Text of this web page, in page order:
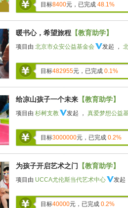
目标8400元，已完成 48.1%
暖书心，希望旅程 【教育助学】
项目由 北京市众安公益基金会 发起 ，
目标482955元，已完成 0.1%
给凉山孩子一个未来 【教育助学】
项目由 杉树支教 发起 ， 真爱梦想公益
目标3000000元，已完成 0.2%
为孩子开启艺术之门 【教育助学】
项目由 UCCA尤伦斯当代艺术中心 发起
目标40000元，已完成 0.2%